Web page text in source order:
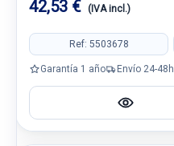
42,53 € (IVA incl.)
Ref: 5503678
Garantía 1 año Envío 24-48h